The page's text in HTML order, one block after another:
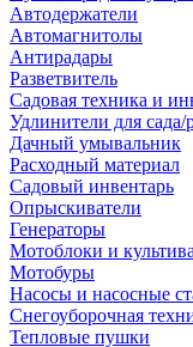
Автодержатели
Автомагнитолы
Антирадары
Разветвитель
Садовая техника и
Удлинители для сада/
Дачный умывальник
Расходный материал
Садовый инвентарь
Опрыскиватели
Генераторы
Мотоблоки и
Мотобуры
Насосы и насосные
Снегоуборочная
Тепловые пушки